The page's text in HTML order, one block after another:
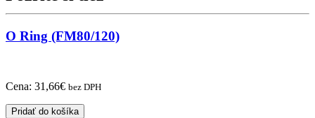
O Ring (FM80/120)
Cena: 31,66€ bez DPH
Pridať do košíka